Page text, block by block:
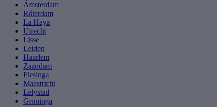
Ámsterdam
Róterdam
La Haya
Utrecht
Lisse
Leiden
Haarlem
Zaandam
Flesinga
Maastricht
Lelystad
Groninga